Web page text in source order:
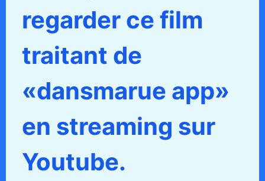
regarder ce film
traitant de
«dansmarue app»
en streaming sur
Youtube.